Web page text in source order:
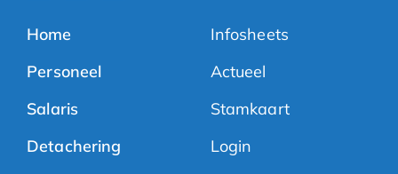
Home
Personeel
Salaris
Detachering
Infosheets
Actueel
Stamkaart
Login